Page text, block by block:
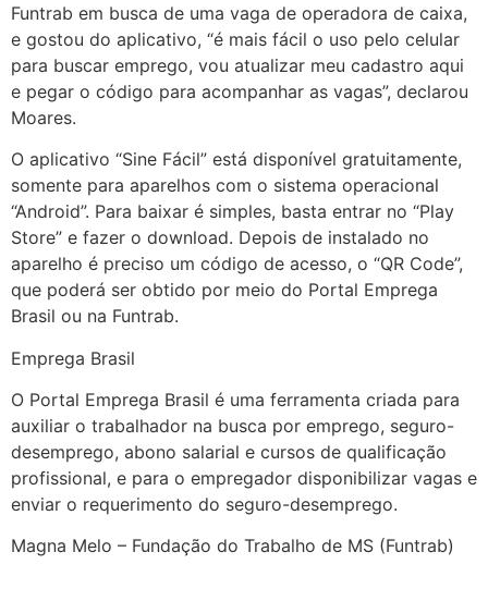
Funtrab em busca de uma vaga de operadora de caixa,
e gostou do aplicativo, “é mais fácil o uso pelo celular
para buscar emprego, vou atualizar meu cadastro aqui
e pegar o código para acompanhar as vagas”, declarou
Moares.
O aplicativo “Sine Fácil” está disponível gratuitamente,
somente para aparelhos com o sistema operacional
“Android”. Para baixar é simples, basta entrar no “Play
Store” e fazer o download. Depois de instalado no
aparelho é preciso um código de acesso, o “QR Code”,
que poderá ser obtido por meio do Portal Emprega
Brasil ou na Funtrab.
Emprega Brasil
O Portal Emprega Brasil é uma ferramenta criada para
auxiliar o trabalhador na busca por emprego, seguro-
desemprego, abono salarial e cursos de qualificação
profissional, e para o empregador disponibilizar vagas e
enviar o requerimento do seguro-desemprego.
Magna Melo – Fundação do Trabalho de MS (Funtrab)